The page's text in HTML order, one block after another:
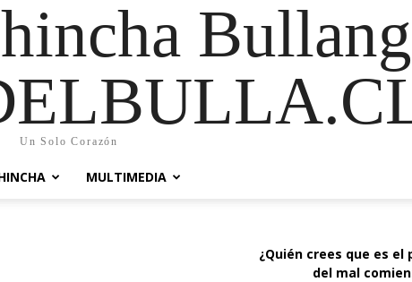
Un Solo Corazón
MULTIMEDIA
¿Quién crees que es
del mal